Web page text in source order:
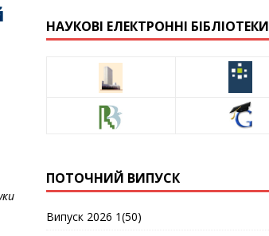
НАУКОВІ ЕЛЕКТРОННІ БІБЛІОТЕКИ
ПОТОЧНИЙ ВИПУСК
Випуск 2026 1(50)